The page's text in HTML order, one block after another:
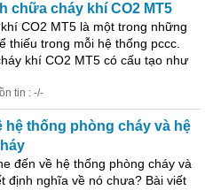
chữa cháy khí CO2 MT5
CO2 MT5 là một trong những
thiếu trong mỗi hệ thống pccc
khí CO2 MT5 có cấu tạo như
tin : -/-
hệ thống phòng cháy và hệ
đến về hệ thống phòng cháy và
định nghĩa về nó chưa? Bài viết